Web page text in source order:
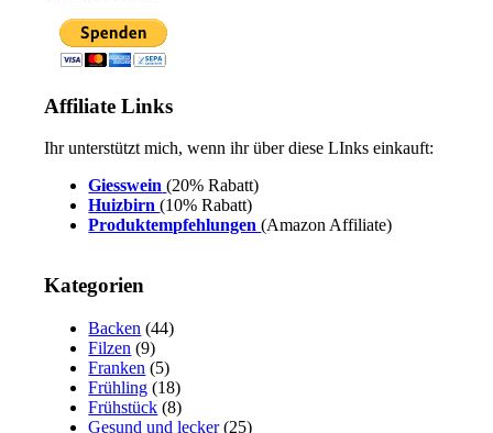
Affiliate Links
Ihr unterstützt mich, wenn ihr über diese LInks einkauft:
Giesswein (20% Rabatt)
Huizbirn(10% Rabatt)
Produktempfehlungen(Amazon Affiliate)
Kategorien
Backen (44)
Filzen (9)
Franken (5)
Frühling (18)
Frühstück (8)
Gesund und lecker(25)